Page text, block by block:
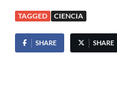
TAGGED CIENCIA
SHARE SHARE